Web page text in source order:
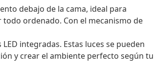
debajo de la cama, ideal para
ordenado. Con el mecanismo de
integradas. Estas luces se pueden
y crear el ambiente perfecto según tu